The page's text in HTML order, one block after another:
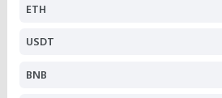
ETH
USDT
BNB